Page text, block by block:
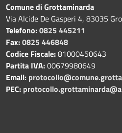
Comune di Grottaminarda
Via Alcide De Gasperi 4, 83035
Telefono:0825 445211
Fax:0825 446848
Codice Fiscale:81000450643
Partita IVA:00679980649
Email:
PEC: